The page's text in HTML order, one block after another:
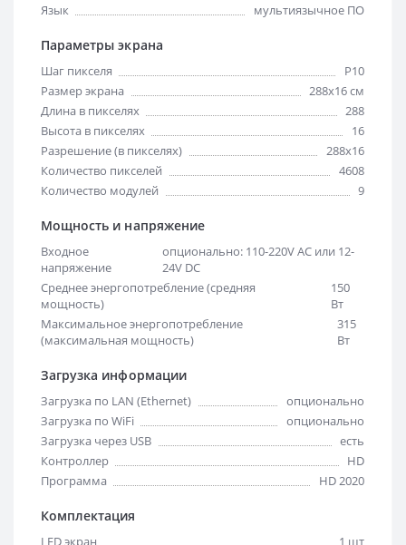
Язык
мультиязычное ПО
Параметры экрана
Шаг пикселя
Р10
Размер экрана
288х16 см
Длина в пикселях
288
Высота в пикселях
16
Разрешение (в пикселях)
288x16
Количество пикселей
4608
Количество модулей
9
Мощность и напряжение
Входное
напряжение
опционально: 110-220V AC или 12-
24V DC
Среднее энергопотребление (средняя
мощность)
150
Вт
Максимальное энергопотребление
(максимальная мощность)
315
Вт
Загрузка информации
Загрузка по LAN (Ethernet)
опционально
Загрузка по WiFi
опционально
Загрузка через USB
есть
Контроллер
HD
Программа
HD 2020
Комплектация
LED экран
1 шт